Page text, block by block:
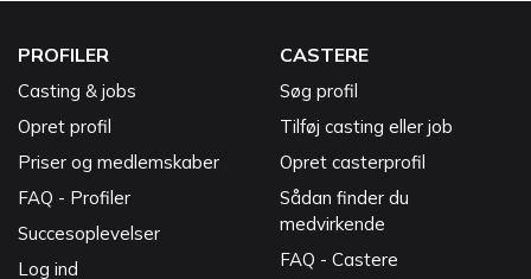
PROFILER
Casting & jobs
Opret profil
Priser og medlemskaber
FAQ - Profiler
Succesoplevelser
Log ind
CASTERE
Søg profil
Tilføj casting eller job
Opret casterprofil
Sådan finder du
medvirkende
FAQ - Castere